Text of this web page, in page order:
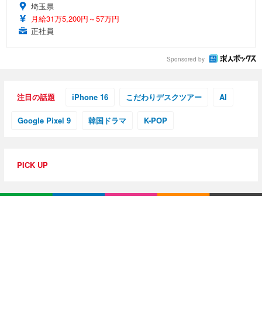
埼玉県
月給31万5,200円～57万円
正社員
Sponsored by
注目の話題 iPhone 16 こだわりデスクツアー AI
Google Pixel 9 韓国ドラマ K-POP
PICK UP